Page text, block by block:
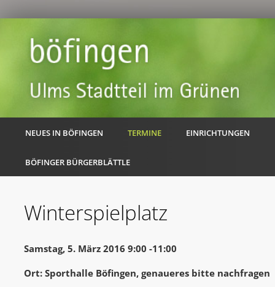
NEUES IN BÖFINGEN TERMINE EINRICHTUNGEN
BÖFINGER BÜRGERBLÄTTLE
Winterspielplatz
Samstag, 5. März 2016 9:00 -11:00
Ort: Sporthalle Böfingen, genaueres bitte nachfragen